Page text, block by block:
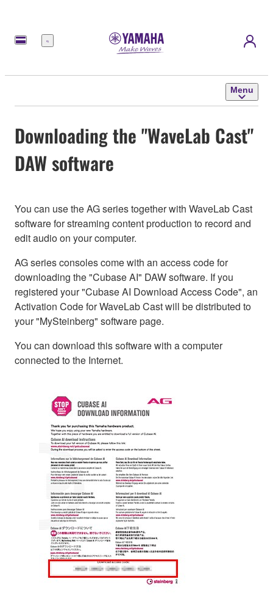
Menu
Menu
Downloading the "WaveLab Cast"
DAW software
You can use the AG series together with WaveLab Cast
software for streaming content production to record and
edit audio on your computer.
AG series consoles come with an access code for
downloading the "Cubase AI" DAW software. If you
registered your "Cubase AI Download Access Code", an
Activation Code for WaveLab Cast will be distributed to
your "MySteinberg" software page.
You can download this software with a computer
connected to the Internet.